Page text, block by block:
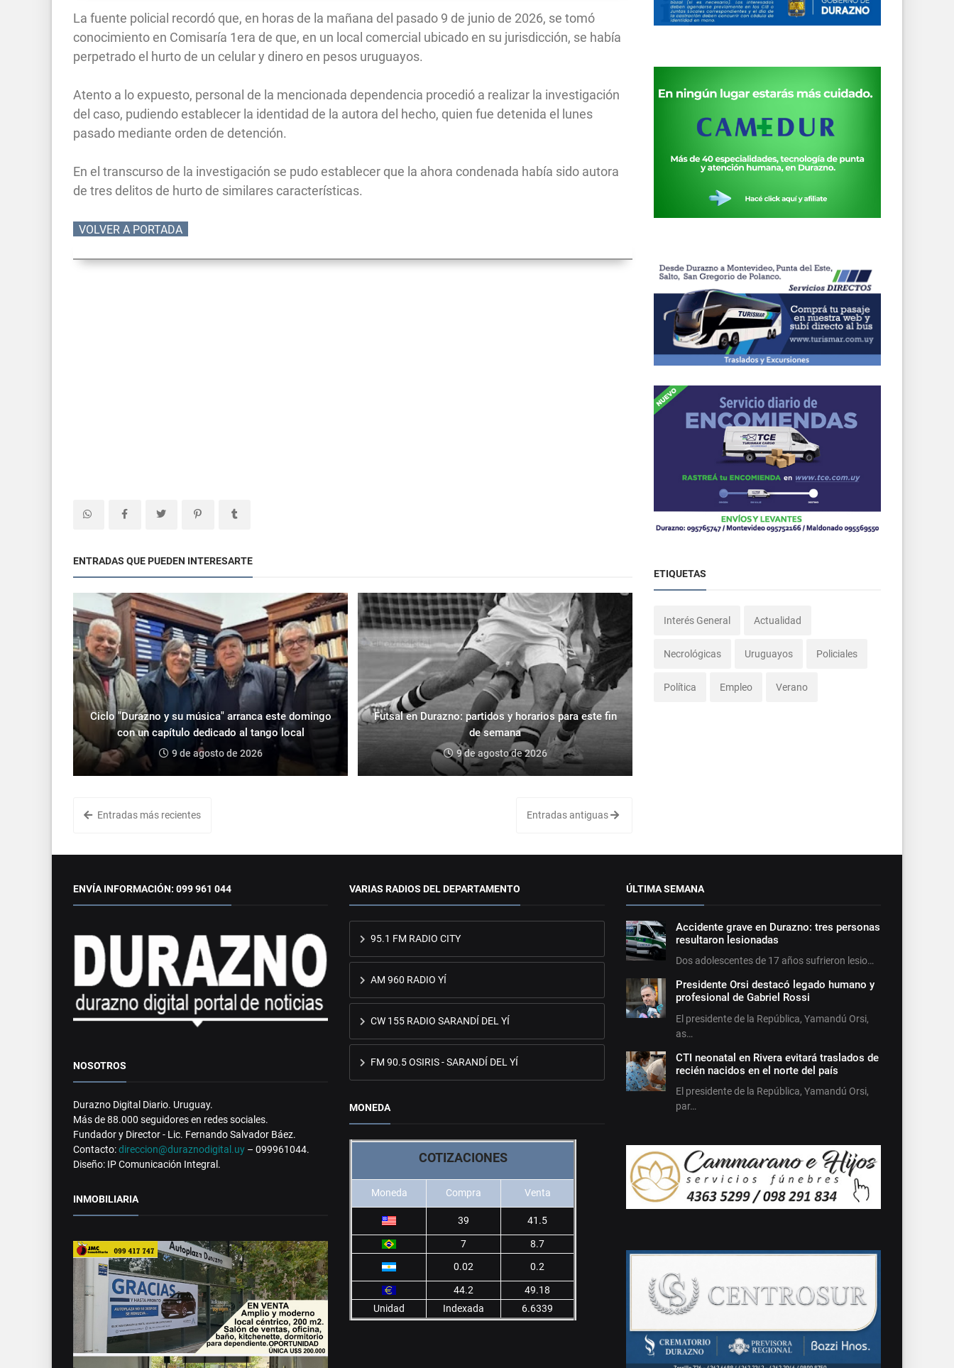
La fuente policial recordó que, en horas de la mañana del pasado 9 de junio de 2026, se tomó
conocimiento en Comisaría 1era de que, en un local comercial ubicado en su jurisdicción, se había
perpetrado el hurto de un celular y dinero en pesos uruguayos.
Atento a lo expuesto, personal de la mencionada dependencia procedió a realizar la investigación
del caso, pudiendo establecer la identidad de la autora del hecho, quien fue detenida el lunes
pasado mediante orden de detención.
En el transcurso de la investigación se pudo establecer que la ahora condenada había sido autora
de tres delitos de hurto de similares características.
VOLVER A PORTADA
ENTRADAS QUE PUEDEN INTERESARTE
Ciclo "Durazno y su música" arranca este domingo
con un capítulo dedicado al tango local
9 de agosto de 2026
Futsal en Durazno: partidos y horarios para este fin
de semana
9 de agosto de 2026
Entradas más recientes Entradas antiguas
ETIQUETAS
Interés General Actualidad
Necrológicas Uruguayos Policiales
Política Empleo Verano
ENVÍA INFORMACIÓN: 099 961 044
NOSOTROS
Durazno Digital Diario. Uruguay.
Más de 88.000 seguidores en redes sociales.
Fundador y Director - Lic. Fernando Salvador Báez.
Contacto:direccion@duraznodigital.uy – 099961044.
Diseño: IP Comunicación Integral.
INMOBILIARIA
VARIAS RADIOS DEL DEPARTAMENTO
95.1 FM RADIO CITY
AM 960 RADIO YÍ
CW 155 RADIO SARANDÍ DEL YÍ
FM 90.5 OSIRIS - SARANDÍ DEL YÍ
MONEDA
COTIZACIONES
Moneda Compra Venta
39 41.5
7
8.7
0.02
0.2
44.2
49.18
Unidad
Indexada 6.6339
ÚLTIMA SEMANA
Accidente grave en Durazno: tres personas
resultaron lesionadas
Dos adolescentes de 17 años sufrieron lesio…
Presidente Orsi destacó legado humano y
profesional de Gabriel Rossi
El presidente de la República, Yamandú Orsi,
as…
CTI neonatal en Rivera evitará traslados de
recién nacidos en el norte del país
El presidente de la República, Yamandú Orsi,
par…